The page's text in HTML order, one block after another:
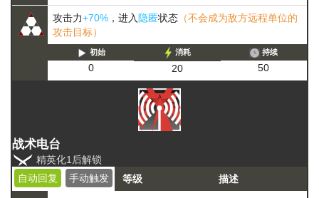
攻击力+70% ，进入 隐匿状态 （不会成为敌方远程单位的
攻击目标）
初始
0
消耗
20
持续
50
战术电台
精英化1后解锁
自动回复
手动触发 等级 描述